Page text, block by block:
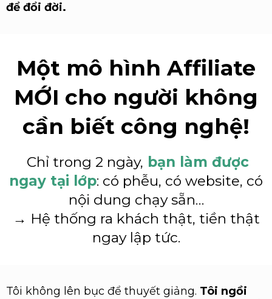
để đổi đời.
Một mô hình Affiliate
MỚI cho người không
cần biết công nghệ!
Chỉ trong 2 ngày, bạn làm được
ngay tại lớp: có phễu, có website, có
nội dung chạy sẵn…
→ Hệ thống ra khách thật, tiền thật
ngay lập tức.
Tôi không lên bục để thuyết giảng. Tôi ngồi